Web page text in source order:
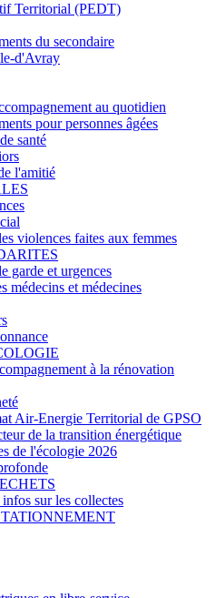
Territorial (PEDT)
du secondaire
d'Avray
au quotidien
pour personnes âgées
santé
l'amitié
violences faites aux femmes
garde et urgences
médecins et médecines
à la rénovation
Air-Energie Territorial de GPSO
de la transition énergétique
de l'écologie 2026
sur les collectes